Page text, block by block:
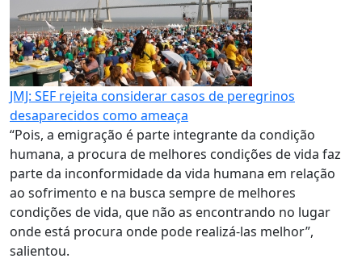
JMJ: SEF rejeita considerar casos de peregrinos
desaparecidos como ameaça
“Pois, a emigração é parte integrante da condição
humana, a procura de melhores condições de vida faz
parte da inconformidade da vida humana em relação
ao sofrimento e na busca sempre de melhores
condições de vida, que não as encontrando no lugar
onde está procura onde pode realizá-las melhor”,
salientou.